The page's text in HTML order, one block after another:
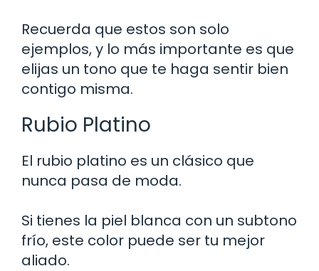
Recuerda que estos son solo
ejemplos, y lo más importante es que
elijas un tono que te haga sentir bien
contigo misma.
Rubio Platino
El rubio platino es un clásico que
nunca pasa de moda.
Si tienes la piel blanca con un subtono
frío, este color puede ser tu mejor
aliado.